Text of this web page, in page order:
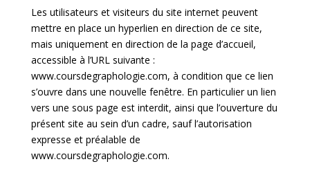
Les utilisateurs et visiteurs du site internet peuvent
mettre en place un hyperlien en direction de ce site,
mais uniquement en direction de la page d’accueil,
accessible à l’URL suivante :
www.coursdegraphologie.com, à condition que ce lien
s’ouvre dans une nouvelle fenêtre. En particulier un lien
vers une sous page est interdit, ainsi que l’ouverture du
présent site au sein d’un cadre, sauf l’autorisation
expresse et préalable de
www.coursdegraphologie.com.